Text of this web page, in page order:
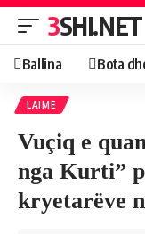
3SHI.NET
Ballina Bota
LAJME
Vuçiq e
nga Kurti”
kryetarëve